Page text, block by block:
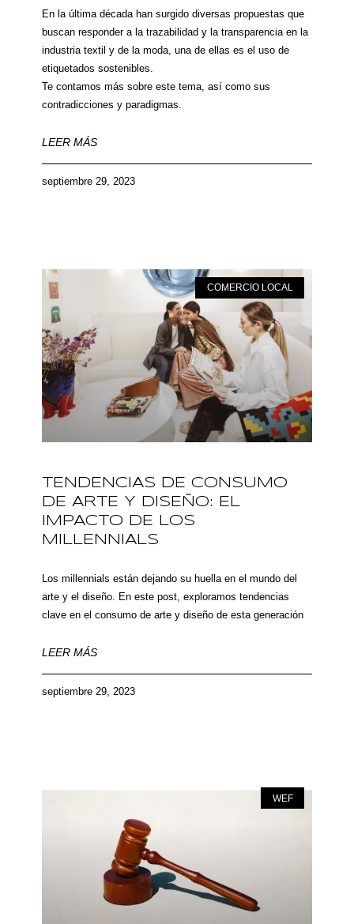
En la última década han surgido diversas propuestas que
buscan responder a la trazabilidad y la transparencia en la
industria textil y de la moda, una de ellas es el uso de
etiquetados sostenibles.
Te contamos más sobre este tema, así como sus
contradicciones y paradigmas.
LEER MÁS
septiembre 29, 2023
COMERCIO LOCAL
TENDENCIAS DE CONSUMO
DE ARTE Y DISEÑO: EL
IMPACTO DE LOS
MILLENNIALS
Los millennials están dejando su huella en el mundo del
arte y el diseño. En este post, exploramos tendencias
clave en el consumo de arte y diseño de esta generación
LEER MÁS
septiembre 29, 2023
WEF